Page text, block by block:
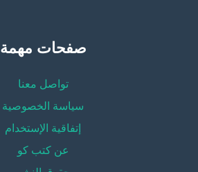
صفحات مهمة
تواصل معنا
سياسة الخصوصية
إتفاقية الإستخدام
عن كتب كو